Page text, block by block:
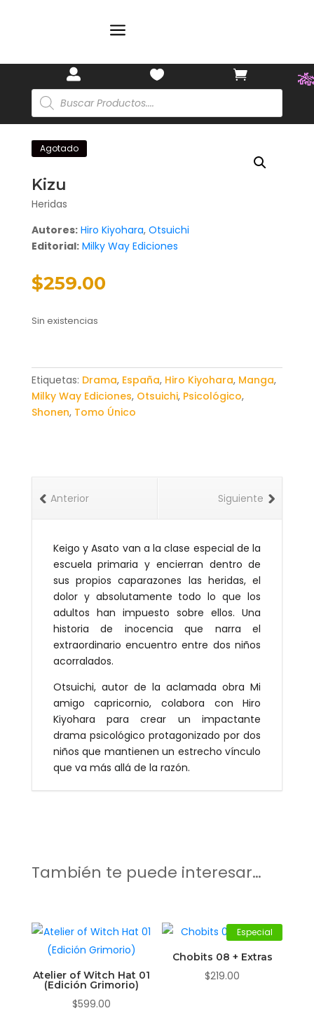
a
 

Búsqueda
de
productos
Agotado
Kizu
Heridas
Autores: Hiro Kiyohara, Otsuichi
Editorial: Milky Way Ediciones
$259.00
Sin existencias
Etiquetas: Drama, España, Hiro Kiyohara, Manga,
Milky Way Ediciones, Otsuichi, Psicológico,
Shonen, Tomo Único
Siguiente
Anterior
Keigo y Asato van a la clase especial de la
escuela primaria y encierran dentro de
sus propios caparazones las heridas, el
dolor y absolutamente todo lo que los
adultos han impuesto sobre ellos. Una
historia de inocencia que narra el
extraordinario encuentro entre dos niños
acorralados.
Otsuichi, autor de la aclamada obra Mi
amigo capricornio, colabora con Hiro
Kiyohara para crear un impactante
drama psicológico protagonizado por dos
niños que mantienen un estrecho vínculo
que va más allá de la razón.
También te puede interesar…
Atelier of Witch Hat 01
(Edición Grimorio)
$599.00
Especial
Chobits 08 + Extras
$219.00